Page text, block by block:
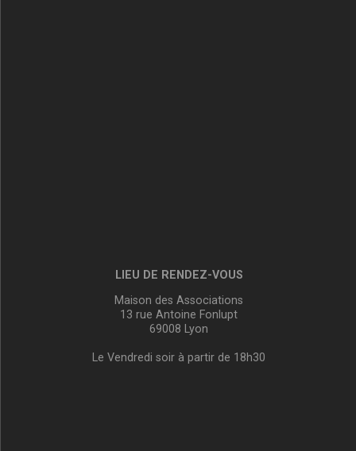
LIEU DE RENDEZ-VOUS
Maison des Associations
13 rue Antoine Fonlupt
69008 Lyon
Le Vendredi soir à partir de 18h30